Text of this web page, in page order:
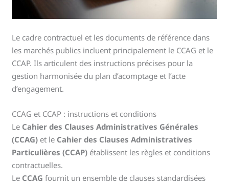
Le cadre contractuel et les documents de référence dans
les marchés publics incluent principalement le CCAG et le
CCAP. Ils articulent des instructions précises pour la
gestion harmonisée du plan d’acomptage et l’acte
d’engagement.
CCAG et CCAP : instructions et conditions
Le Cahier des Clauses Administratives Générales
(CCAG) et le Cahier des Clauses Administratives
Particulières (CCAP) établissent les règles et conditions
contractuelles.
Le CCAG fournit un ensemble de clauses standardisées